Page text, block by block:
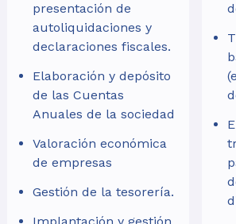
presentación de
autoliquidaciones y
declaraciones fiscales.
Elaboración y depósito
de las Cuentas
Anuales de la sociedad
Valoración económica
de empresas
Gestión de la tesorería.
Implantación y gestión